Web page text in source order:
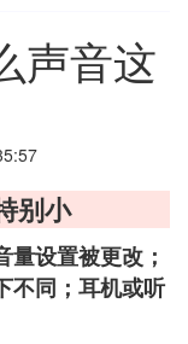
声音这
别小
设置被更改；
不同；耳机或听